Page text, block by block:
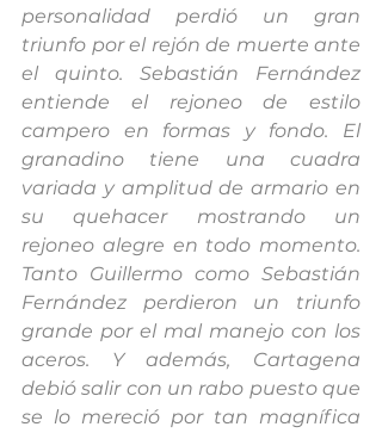
personalidad perdió un gran
triunfo por el rejón de muerte ante
el quinto. Sebastián Fernández
entiende el rejoneo de estilo
campero en formas y fondo. El
granadino tiene una cuadra
variada y amplitud de armario en
su quehacer mostrando un
rejoneo alegre en todo momento.
Tanto Guillermo como Sebastián
Fernández perdieron un triunfo
grande por el mal manejo con los
aceros. Y además, Cartagena
debió salir con un rabo puesto que
se lo mereció por tan magnífica